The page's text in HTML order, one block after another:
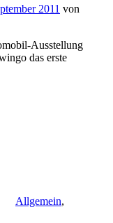
2011 von
Ausstellung
das erste
Allgemein,